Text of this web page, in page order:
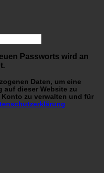
Passworts wird an
Daten, um eine
auf dieser Website zu
zu verwalten und für